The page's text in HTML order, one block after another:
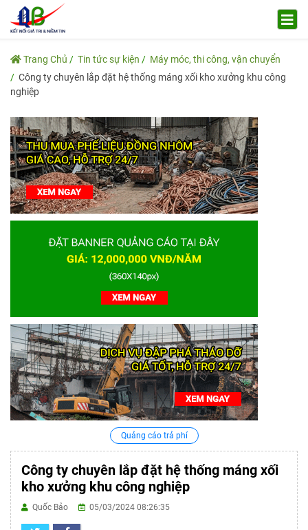
Trang Chủ Tin tức sự kiện
Máy móc, thi công, vận chuyển
Công ty chuyên lắp đặt hệ thống máng xối kho xưởng khu công
nghiệp
Quảng cáo trả phí
Công ty chuyên lắp đặt hệ thống máng xối
kho xưởng khu công nghiệp
Quốc Bảo 05/03/2024 08:26:35